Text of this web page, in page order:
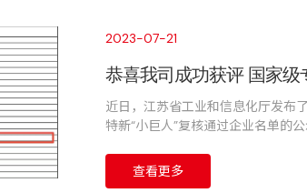
2023-07-21
恭喜我司成功获评 国家级
近日，江苏省工业和信息化厅发布
特新“小巨人”复核通过企业名单的
查看更多